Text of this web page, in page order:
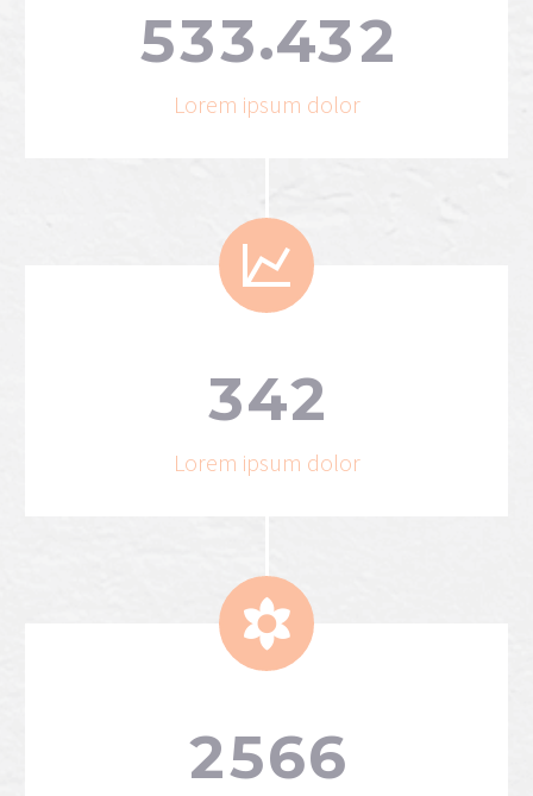
533.432
Lorem ipsum dolor


342
Lorem ipsum dolor


2566